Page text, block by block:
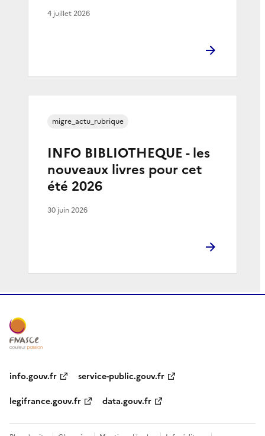
4 juillet 2026
INFO BIBLIOTHEQUE - les
nouveaux livres pour cet
été 2026
migre_actu_rubrique
30 juin 2026
info.gouv.fr
service-public.gouv.fr
legifrance.gouv.fr
data.gouv.fr